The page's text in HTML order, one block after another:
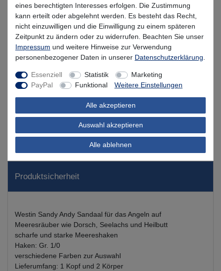
In den Warenkorb
Wunschliste
Beschreibung
Produktsicherheit
Westin Sandy Andy Sandaal für das Angeln auf
Meeresräuber wie Dorsch, Seelachs und Heilbutt
scharfe und starke Meereshaken
Haken: Gr. 1/0
verschiedene Farben zur Auswahl
Lieferumfang: 1 Kopf und 2 Körper
eines berechtigten Interesses erfolgen. Die Zustimmung
kann erteilt oder abgelehnt werden. Es besteht das Recht,
nicht einzuwilligen und die Einwilligung zu einem späteren
Zeitpunkt zu ändern oder zu widerrufen. Beachten Sie unser
Impressum und weitere Hinweise zur Verwendung
personenbezogener Daten in unserer Daten­schutz­erklärung
Essenziell Statistik
Marketing
PayPal
Funktional Weitere Einstellungen
Alle akzeptieren
Auswahl akzeptieren
Alle ablehnen